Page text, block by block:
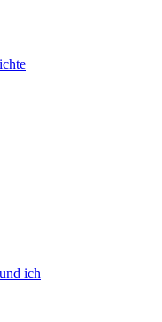
ich